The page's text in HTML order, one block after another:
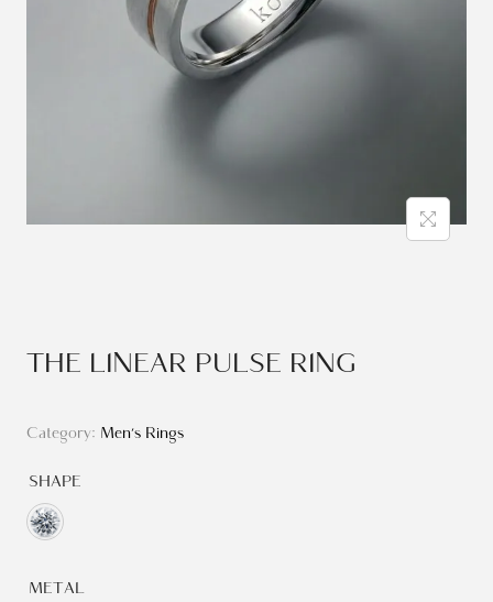
THE LINEAR PULSE RING
Category: Men's Rings
SHAPE
METAL